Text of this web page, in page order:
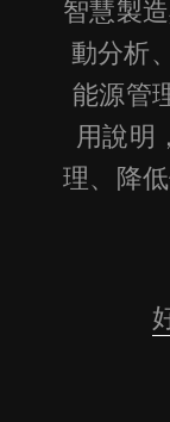
智慧製
動分析
能源管
用說明
理、降